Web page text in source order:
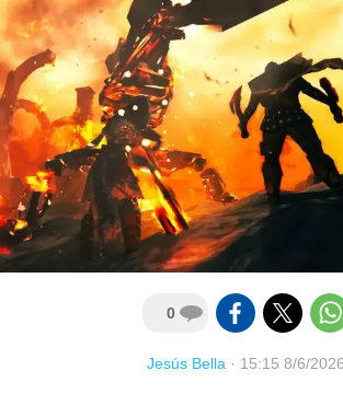
0
Jesús Bella· 15:15 8/6/2026